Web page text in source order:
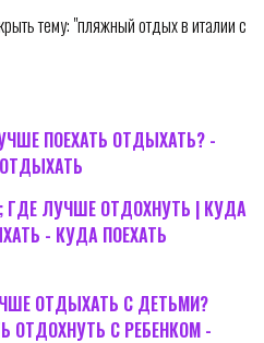
тему: "пляжный отдых в италии с
ПОЕХАТЬ ОТДЫХАТЬ? -
ГДЕ ЛУЧШЕ ОТДОХНУТЬ | КУДА
- КУДА ПОЕХАТЬ
ОТДЫХАТЬ С ДЕТЬМИ?
ОТДОХНУТЬ С РЕБЕНКОМ -